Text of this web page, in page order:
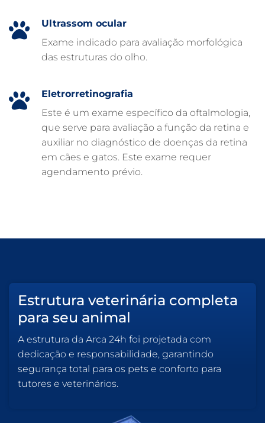
CLÍNICA VETERINÁRIA ARCA
CLÍNICA VETERINÁRIA 24 HORAS
ATENDIMENTO VETERINÁRIO
Ultrassom ocular
Exame indicado para avaliação morfológica
das estruturas do olho.
Eletrorretinografia
Este é um exame específico da oftalmologia,
que serve para avaliação a função da retina e
auxiliar no diagnóstico de doenças da retina
em cães e gatos. Este exame requer
agendamento prévio.
Estrutura veterinária completa
para seu animal
A estrutura da Arca 24h foi projetada com
dedicação e responsabilidade, garantindo
segurança total para os pets e conforto para
tutores e veterinários.